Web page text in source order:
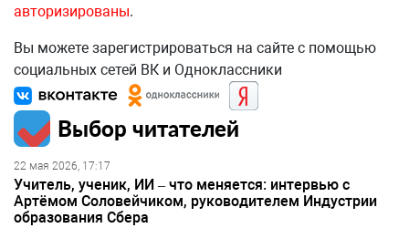
авторизированы.
Вы можете зарегистрироваться на сайте с помощью
социальных сетей ВК и Одноклассники
Выбор читателей
22 мая 2026, 17:17
Учитель, ученик, ИИ – что меняется: интервью с
Артёмом Соловейчиком, руководителем Индустрии
образования Сбера